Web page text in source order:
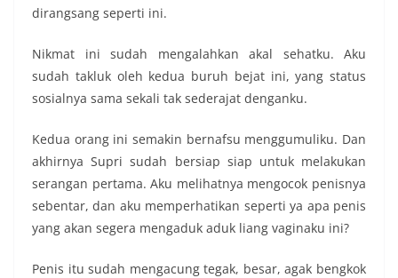
dirangsang seperti ini.
Nikmat ini sudah mengalahkan akal sehatku. Aku
sudah takluk oleh kedua buruh bejat ini, yang status
sosialnya sama sekali tak sederajat denganku.
Kedua orang ini semakin bernafsu menggumuliku. Dan
akhirnya Supri sudah bersiap siap untuk melakukan
serangan pertama. Aku melihatnya mengocok penisnya
sebentar, dan aku memperhatikan seperti ya apa penis
yang akan segera mengaduk aduk liang vaginaku ini?
Penis itu sudah mengacung tegak, besar, agak bengkok